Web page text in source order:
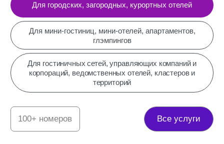
спасение слитых менеджерами броней,
еженедельные онлайн-отчеты,
рекомендации по повышению
конверсии бронирования,
предупреждения об ошибках
Скрипты бронирования
Определение прайса на услуги,
подготовка тарифной сетки, включая
ценообразования для разных сегментов
и клиентских групп, составление
тарифной политики